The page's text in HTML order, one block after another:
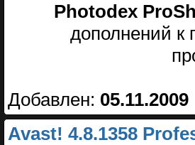
Photodex
дополнений к
Добавлен: 05.11.2009
Avast! 4.8.1358